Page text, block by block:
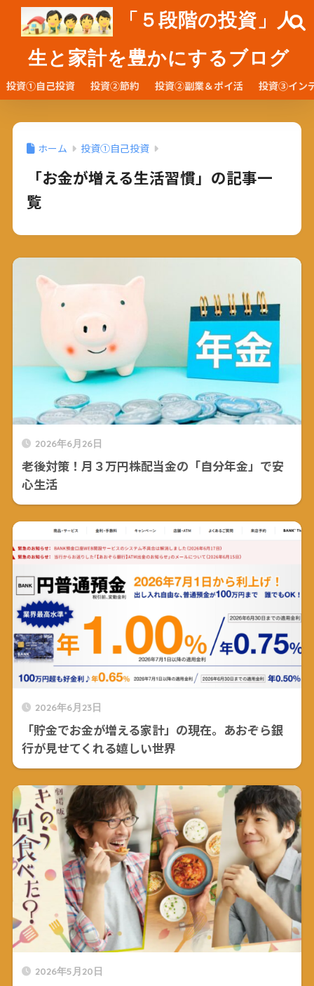
「５段階の投資」人
生と家計を豊かにするブログ
投資①自己投資 投資②節約 投資②副業＆ポイ活 投資③イン
ホーム 投資①自己投資
「お金が増える生活習慣」の記事一
覧
2026年6月26日
老後対策！月３万円株配当金の「自分年金」で安
心生活
2026年6月23日
「貯金でお金が増える家計」の現在。あおぞら銀
行が見せてくれる嬉しい世界
2026年5月20日